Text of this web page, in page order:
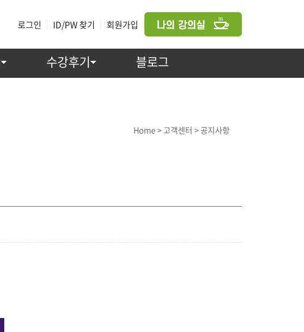
로그인 ID/PW 찾기 회원가입
수강후기 블로그
고객센터 > 공지사항